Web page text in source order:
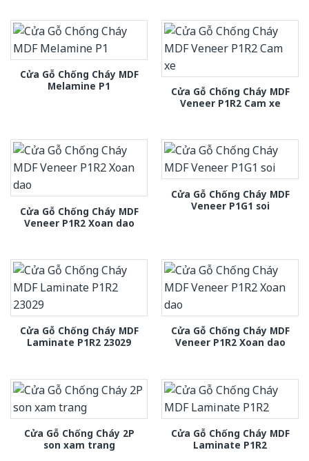
Cửa Gỗ Chống Cháy MDF
Melamine P1
Cửa Gỗ Chống Cháy MDF
Veneer P1R2 Cam xe
Cửa Gỗ Chống Cháy MDF
Veneer P1R2 Xoan dao
Cửa Gỗ Chống Cháy MDF
Veneer P1G1 soi
Cửa Gỗ Chống Cháy MDF
Laminate P1R2 23029
Cửa Gỗ Chống Cháy MDF
Veneer P1R2 Xoan dao
Cửa Gỗ Chống Cháy 2P
son xam trang
Cửa Gỗ Chống Cháy MDF
Laminate P1R2